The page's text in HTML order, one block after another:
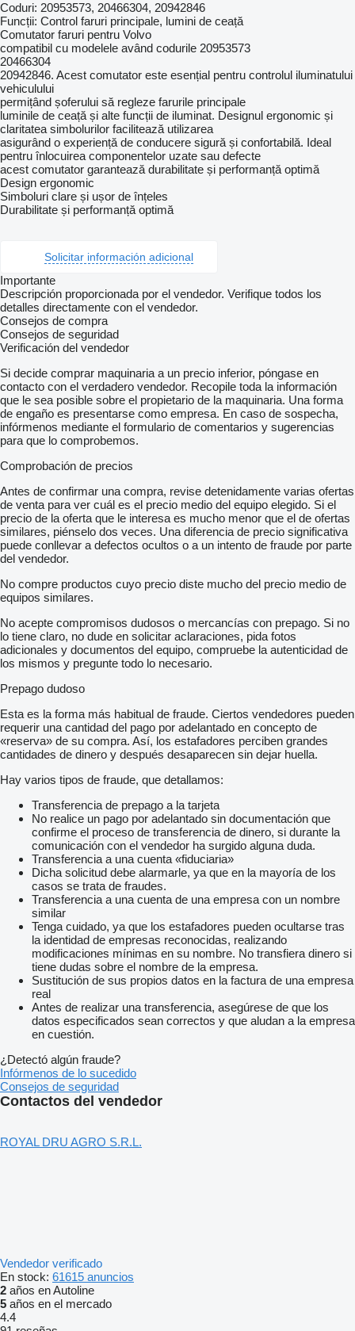
Coduri: 20953573, 20466304, 20942846
Funcții: Control faruri principale, lumini de ceață
Comutator faruri pentru Volvo
compatibil cu modelele având codurile 20953573
20466304
20942846. Acest comutator este esențial pentru controlul iluminatului
vehiculului
permițând șoferului să regleze farurile principale
luminile de ceață și alte funcții de iluminat. Designul ergonomic și
claritatea simbolurilor facilitează utilizarea
asigurând o experiență de conducere sigură și confortabilă. Ideal
pentru înlocuirea componentelor uzate sau defecte
acest comutator garantează durabilitate și performanță optimă
Design ergonomic
Simboluri clare și ușor de înțeles
Durabilitate și performanță optimă
Solicitar información adicional
Importante
Descripción proporcionada por el vendedor. Verifique todos los
detalles directamente con el vendedor.
Consejos de compra
Consejos de seguridad
Verificación del vendedor
Si decide comprar maquinaria a un precio inferior, póngase en
contacto con el verdadero vendedor. Recopile toda la información
que le sea posible sobre el propietario de la maquinaria. Una forma
de engaño es presentarse como empresa. En caso de sospecha,
infórmenos mediante el formulario de comentarios y sugerencias
para que lo comprobemos.
Comprobación de precios
Antes de confirmar una compra, revise detenidamente varias ofertas
de venta para ver cuál es el precio medio del equipo elegido. Si el
precio de la oferta que le interesa es mucho menor que el de ofertas
similares, piénselo dos veces. Una diferencia de precio significativa
puede conllevar a defectos ocultos o a un intento de fraude por parte
del vendedor.
No compre productos cuyo precio diste mucho del precio medio de
equipos similares.
No acepte compromisos dudosos o mercancías con prepago. Si no
lo tiene claro, no dude en solicitar aclaraciones, pida fotos
adicionales y documentos del equipo, compruebe la autenticidad de
los mismos y pregunte todo lo necesario.
Prepago dudoso
Esta es la forma más habitual de fraude. Ciertos vendedores pueden
requerir una cantidad del pago por adelantado en concepto de
«reserva» de su compra. Así, los estafadores perciben grandes
cantidades de dinero y después desaparecen sin dejar huella.
Hay varios tipos de fraude, que detallamos:
Transferencia de prepago a la tarjeta
No realice un pago por adelantado sin documentación que
confirme el proceso de transferencia de dinero, si durante la
comunicación con el vendedor ha surgido alguna duda.
Transferencia a una cuenta «fiduciaria»
Dicha solicitud debe alarmarle, ya que en la mayoría de los
casos se trata de fraudes.
Transferencia a una cuenta de una empresa con un nombre
similar
Tenga cuidado, ya que los estafadores pueden ocultarse tras
la identidad de empresas reconocidas, realizando
modificaciones mínimas en su nombre. No transfiera dinero si
tiene dudas sobre el nombre de la empresa.
Sustitución de sus propios datos en la factura de una empresa
real
Antes de realizar una transferencia, asegúrese de que los
datos especificados sean correctos y que aludan a la empresa
en cuestión.
¿Detectó algún fraude?
Infórmenos de lo sucedido
Consejos de seguridad
Contactos del vendedor
ROYAL DRU AGRO S.R.L.
Vendedor verificado
En stock: 61615 anuncios
2 años en Autoline
5 años en el mercado
4.4